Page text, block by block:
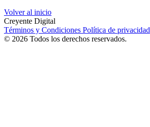
Volver al inicio
Creyente Digital
Términos y Condiciones Política de privacidad
© 2026 Todos los derechos reservados.